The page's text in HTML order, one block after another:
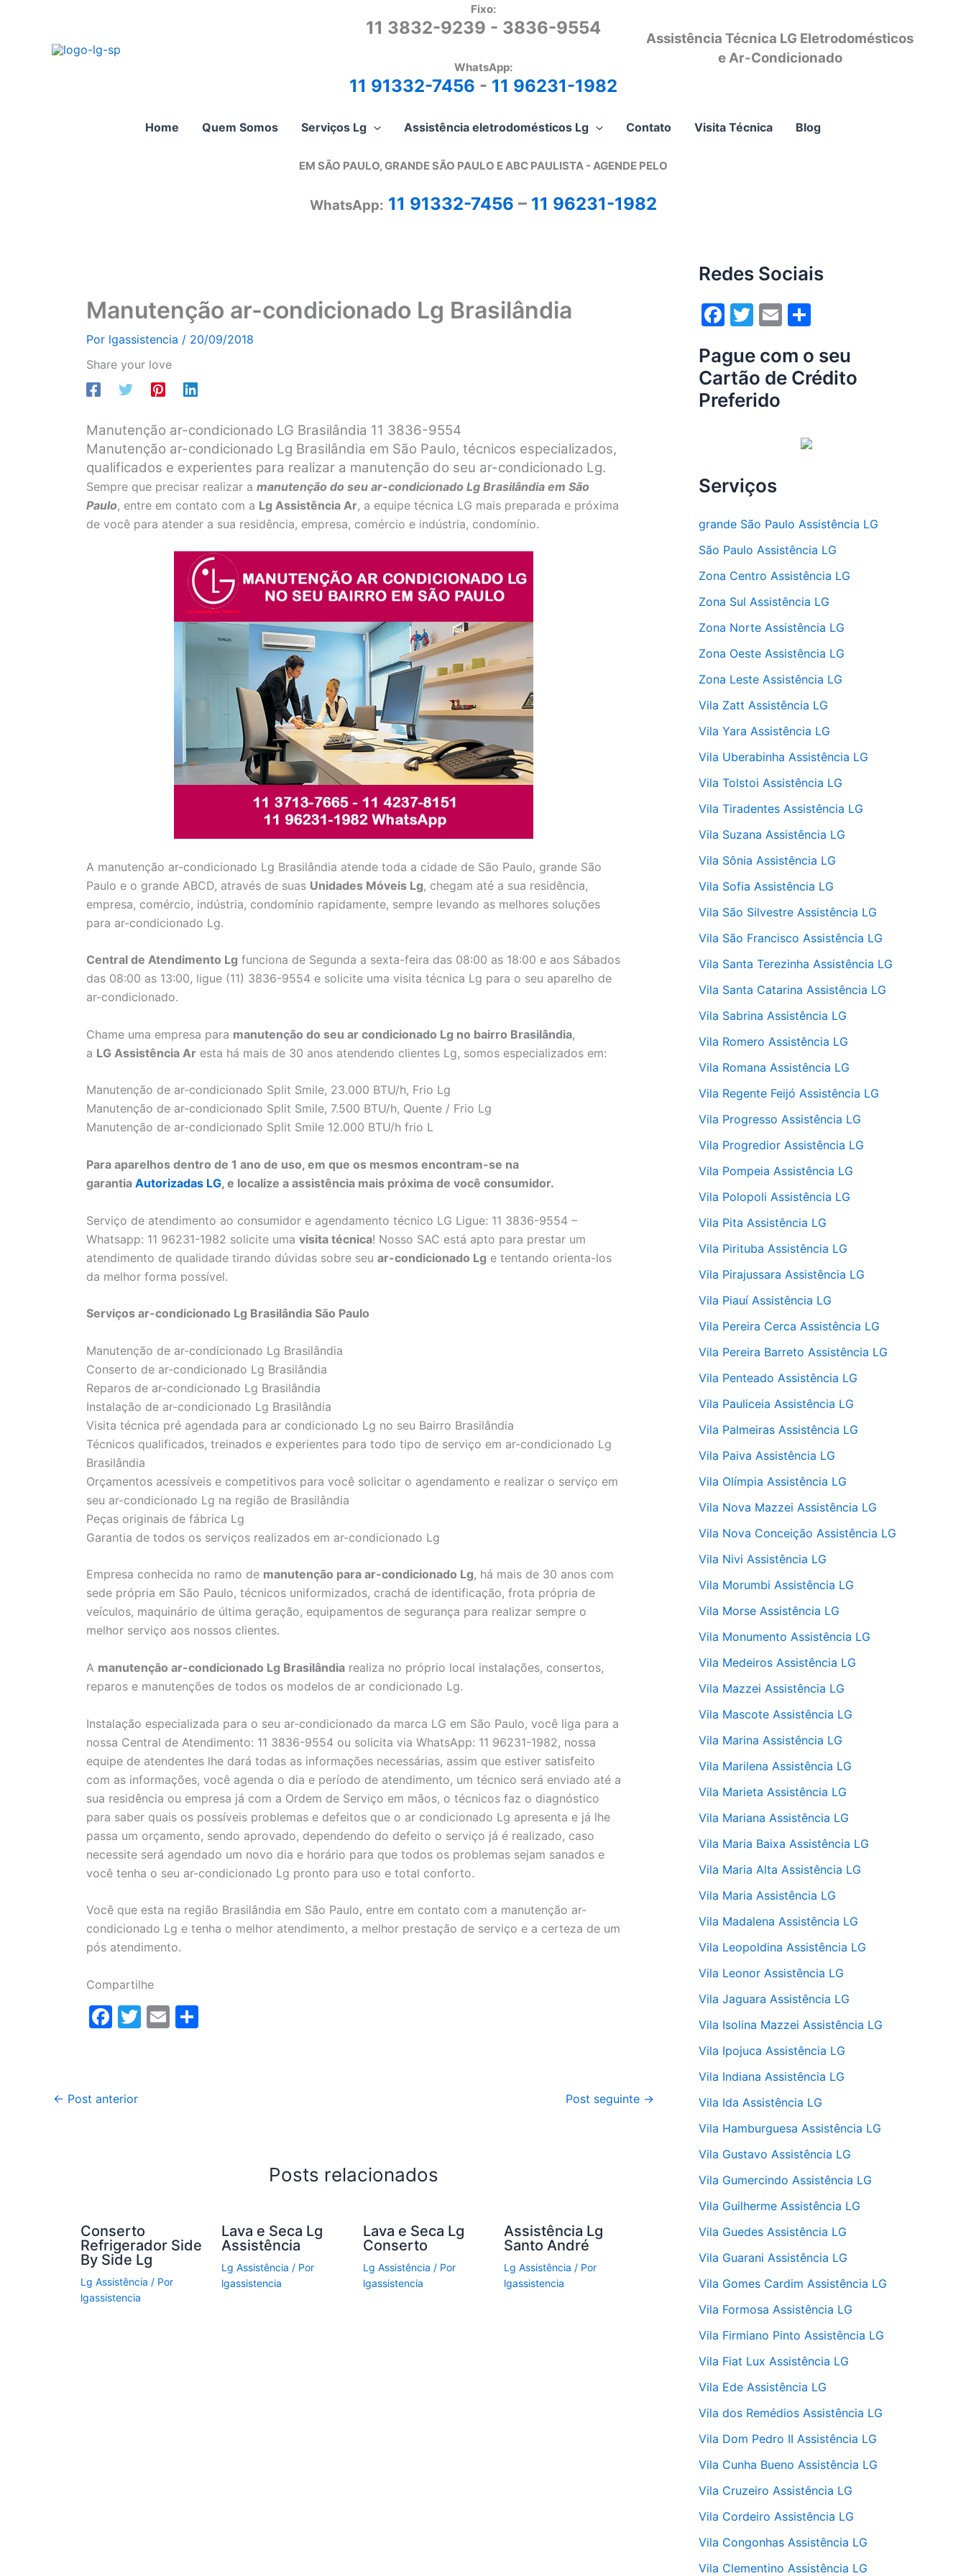
Fixo:
11 3832-9239 - 3836-9554
WhatsApp:
11 91332-7456 - 11 96231-1982
Assistência Técnica LG Eletrodomésticos
e Ar-Condicionado
Home Quem Somos Serviços Lg Assistência eletrodomésticos Lg Contato Visita Técnica Blog
EM SÃO PAULO, GRANDE SÃO PAULO E ABC PAULISTA - AGENDE PELO
WhatsApp: 11 91332-7456 – 11 96231-1982
Manutenção ar-condicionado Lg Brasilândia
Por lgassistencia / 20/09/2018
Share your love
Manutenção ar-condicionado LG Brasilândia 11 3836-9554
Manutenção ar-condicionado Lg Brasilândia em São Paulo, técnicos especializados,
qualificados e experientes para realizar a manutenção do seu ar-condicionado Lg.
Sempre que precisar realizar a manutenção do seu ar-condicionado Lg Brasilândia em São
Paulo, entre em contato com a Lg Assistência Ar, a equipe técnica LG mais preparada e próxima
de você para atender a sua residência, empresa, comércio e indústria, condomínio.
A manutenção ar-condicionado Lg Brasilândia atende toda a cidade de São Paulo, grande São
Paulo e o grande ABCD, através de suas Unidades Móveis Lg, chegam até a sua residência,
empresa, comércio, indústria, condomínio rapidamente, sempre levando as melhores soluções
para ar-condicionado Lg.
Central de Atendimento Lg funciona de Segunda a sexta-feira das 08:00 as 18:00 e aos Sábados
das 08:00 as 13:00, ligue (11) 3836-9554 e solicite uma visita técnica Lg para o seu aparelho de
ar-condicionado.
Chame uma empresa para manutenção do seu ar condicionado Lg no bairro Brasilândia,
a LG Assistência Ar esta há mais de 30 anos atendendo clientes Lg, somos especializados em:
Manutenção de ar-condicionado Split Smile, 23.000 BTU/h, Frio Lg
Manutenção de ar-condicionado Split Smile, 7.500 BTU/h, Quente / Frio Lg
Manutenção de ar-condicionado Split Smile 12.000 BTU/h frio L
Para aparelhos dentro de 1 ano de uso, em que os mesmos encontram-se na
garantia Autorizadas LG, e localize a assistência mais próxima de você consumidor.
Serviço de atendimento ao consumidor e agendamento técnico LG Ligue: 11 3836-9554 –
Whatsapp: 11 96231-1982 solicite uma visita técnica! Nosso SAC está apto para prestar um
atendimento de qualidade tirando dúvidas sobre seu ar-condicionado Lg e tentando orienta-los
da melhor forma possível.
Serviços ar-condicionado Lg Brasilândia São Paulo
Manutenção de ar-condicionado Lg Brasilândia
Conserto de ar-condicionado Lg Brasilândia
Reparos de ar-condicionado Lg Brasilândia
Instalação de ar-condicionado Lg Brasilândia
Visita técnica pré agendada para ar condicionado Lg no seu Bairro Brasilândia
Técnicos qualificados, treinados e experientes para todo tipo de serviço em ar-condicionado Lg
Brasilândia
Orçamentos acessíveis e competitivos para você solicitar o agendamento e realizar o serviço em
seu ar-condicionado Lg na região de Brasilândia
Peças originais de fábrica Lg
Garantia de todos os serviços realizados em ar-condicionado Lg
Empresa conhecida no ramo de manutenção para ar-condicionado Lg, há mais de 30 anos com
sede própria em São Paulo, técnicos uniformizados, crachá de identificação, frota própria de
veículos, maquinário de última geração, equipamentos de segurança para realizar sempre o
melhor serviço aos nossos clientes.
A manutenção ar-condicionado Lg Brasilândia realiza no próprio local instalações, consertos,
reparos e manutenções de todos os modelos de ar condicionado Lg.
Instalação especializada para o seu ar-condicionado da marca LG em São Paulo, você liga para a
nossa Central de Atendimento: 11 3836-9554 ou solicita via WhatsApp: 11 96231-1982, nossa
equipe de atendentes lhe dará todas as informações necessárias, assim que estiver satisfeito
com as informações, você agenda o dia e período de atendimento, um técnico será enviado até a
sua residência ou empresa já com a Ordem de Serviço em mãos, o técnicos faz o diagnóstico
para saber quais os possíveis problemas e defeitos que o ar condicionado Lg apresenta e já lhe
passa um orçamento, sendo aprovado, dependendo do defeito o serviço já é realizado, caso
necessite será agendado um novo dia e horário para que todos os problemas sejam sanados e
você tenha o seu ar-condicionado Lg pronto para uso e total conforto.
Você que esta na região Brasilândia em São Paulo, entre em contato com a manutenção ar-
condicionado Lg e tenha o melhor atendimento, a melhor prestação de serviço e a certeza de um
pós atendimento.
Compartilhe
F
b
T
E
← Post anterior Post seguinte →
Posts relacionados
Conserto
Refrigerador Side
By Side Lg
Lg Assistência / Por
lgassistencia
Lava e Seca Lg
Assistência
Lg Assistência / Por
lgassistencia
Lava e Seca Lg
Conserto
Lg Assistência / Por
lgassistencia
Assistência Lg
Santo André
Lg Assistência / Por
lgassistencia
Redes Sociais
F
c
e
b
k
T
itt
er
E
ai
l
ar
e
Pague com o seu
Cartão de Crédito
Preferido
Serviços
grande São Paulo Assistência LG
São Paulo Assistência LG
Zona Centro Assistência LG
Zona Sul Assistência LG
Zona Norte Assistência LG
Zona Oeste Assistência LG
Zona Leste Assistência LG
Vila Zatt Assistência LG
Vila Yara Assistência LG
Vila Uberabinha Assistência LG
Vila Tolstoi Assistência LG
Vila Tiradentes Assistência LG
Vila Suzana Assistência LG
Vila Sônia Assistência LG
Vila Sofia Assistência LG
Vila São Silvestre Assistência LG
Vila São Francisco Assistência LG
Vila Santa Terezinha Assistência LG
Vila Santa Catarina Assistência LG
Vila Sabrina Assistência LG
Vila Romero Assistência LG
Vila Romana Assistência LG
Vila Regente Feijó Assistência LG
Vila Progresso Assistência LG
Vila Progredior Assistência LG
Vila Pompeia Assistência LG
Vila Polopoli Assistência LG
Vila Pita Assistência LG
Vila Pirituba Assistência LG
Vila Pirajussara Assistência LG
Vila Piauí Assistência LG
Vila Pereira Cerca Assistência LG
Vila Pereira Barreto Assistência LG
Vila Penteado Assistência LG
Vila Pauliceia Assistência LG
Vila Palmeiras Assistência LG
Vila Paiva Assistência LG
Vila Olímpia Assistência LG
Vila Nova Mazzei Assistência LG
Vila Nova Conceição Assistência LG
Vila Nivi Assistência LG
Vila Morumbi Assistência LG
Vila Morse Assistência LG
Vila Monumento Assistência LG
Vila Medeiros Assistência LG
Vila Mazzei Assistência LG
Vila Mascote Assistência LG
Vila Marina Assistência LG
Vila Marilena Assistência LG
Vila Marieta Assistência LG
Vila Mariana Assistência LG
Vila Maria Baixa Assistência LG
Vila Maria Alta Assistência LG
Vila Maria Assistência LG
Vila Madalena Assistência LG
Vila Leopoldina Assistência LG
Vila Leonor Assistência LG
Vila Jaguara Assistência LG
Vila Isolina Mazzei Assistência LG
Vila Ipojuca Assistência LG
Vila Indiana Assistência LG
Vila Ida Assistência LG
Vila Hamburguesa Assistência LG
Vila Gustavo Assistência LG
Vila Gumercindo Assistência LG
Vila Guilherme Assistência LG
Vila Guedes Assistência LG
Vila Guarani Assistência LG
Vila Gomes Cardim Assistência LG
Vila Formosa Assistência LG
Vila Firmiano Pinto Assistência LG
Vila Fiat Lux Assistência LG
Vila Ede Assistência LG
Vila dos Remédios Assistência LG
Vila Dom Pedro II Assistência LG
Vila Cunha Bueno Assistência LG
Vila Cruzeiro Assistência LG
Vila Cordeiro Assistência LG
Vila Congonhas Assistência LG
Vila Clementino Assistência LG